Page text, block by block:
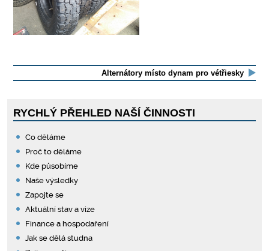
Alternátory místo dynam pro vétřiesky
RYCHLÝ PŘEHLED NAŠÍ ČINNOSTI
Co děláme
Proč to děláme
Kde působíme
Naše výsledky
Zapojte se
Aktuální stav a vize
Finance a hospodaření
Jak se dělá studna